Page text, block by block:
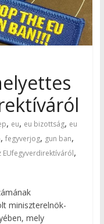
, eu, eu bizottság, eu
, fegyverjog, gun ban,
EUfegyverdirektíváról,
miniszterelnök-
mely